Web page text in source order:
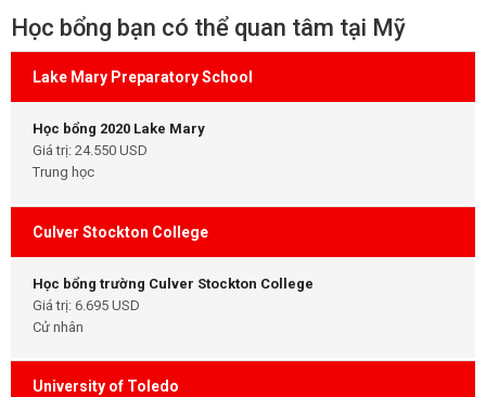
Học bổng bạn có thể quan tâm tại Mỹ
Lake Mary Preparatory School
Học bổng 2020 Lake Mary
Giá trị: 24.550 USD
Trung học
Culver Stockton College
Học bổng trường Culver Stockton College
Giá trị: 6.695 USD
Cử nhân
University of Toledo